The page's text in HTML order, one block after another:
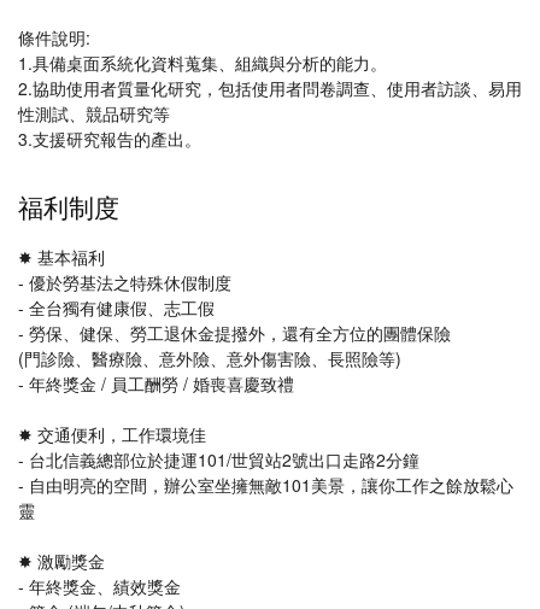
條件說明:
1.具備桌面系統化資料蒐集、組織與分析的能力。
2.協助使用者質量化研究，包括使用者問卷調查、使用者訪談、易用
性測試、競品研究等
3.支援研究報告的產出。
福利制度
✸ 基本福利
- 優於勞基法之特殊休假制度
- 全台獨有健康假、志工假
- 勞保、健保、勞工退休金提撥外，還有全方位的團體保險
(門診險、醫療險、意外險、意外傷害險、長照險等)
- 年終獎金 / 員工酬勞 / 婚喪喜慶致禮
✸ 交通便利，工作環境佳
- 台北信義總部位於捷運101/世貿站2號出口走路2分鐘
- 自由明亮的空間，辦公室坐擁無敵101美景，讓你工作之餘放鬆心
靈
✸ 激勵獎金
- 年終獎金、績效獎金